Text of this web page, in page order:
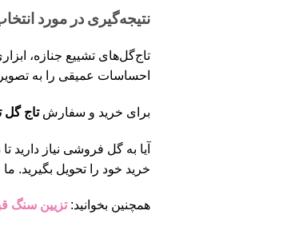
نتیجه‌گیری در مورد
تاج‌گل‌های تشییع جنازه،
احساسات عمیقی را به
برای خرید و سفارشتاج گل
آیا به گل فروشی نیاز
خرید خود را تحویل بگیرید.
همچنین بخوانید:تزیین سنگ